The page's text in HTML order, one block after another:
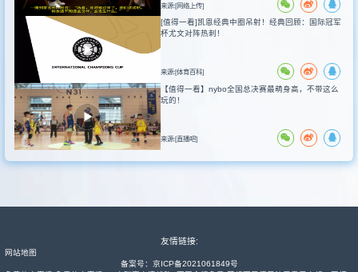
来源:[网络上传]
[值得一看]凯恩经典中圈吊射！经典回顾：国际冠军
杯尤文对阵热刺！
来源:[体育百科]
【值得一看】nybo全国总决赛最萌身高，不带这么
玩的！
来源:[直播吧]
友情链接:
网站地图
备案号： 京ICP备2021061849号